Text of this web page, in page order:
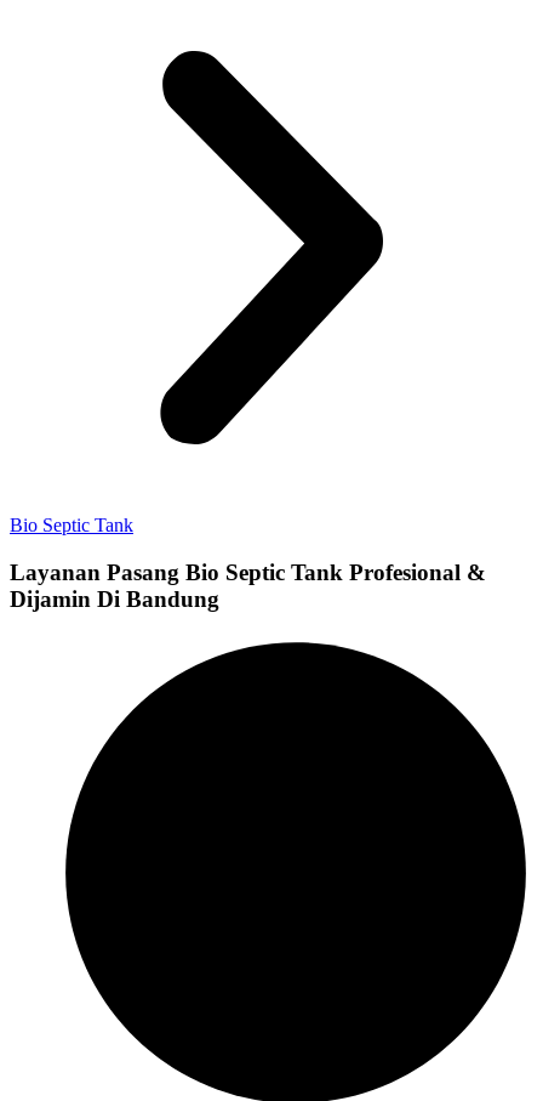
Bio Septic Tank
Layanan Pasang Bio Septic Tank Profesional &
Dijamin Di Bandung